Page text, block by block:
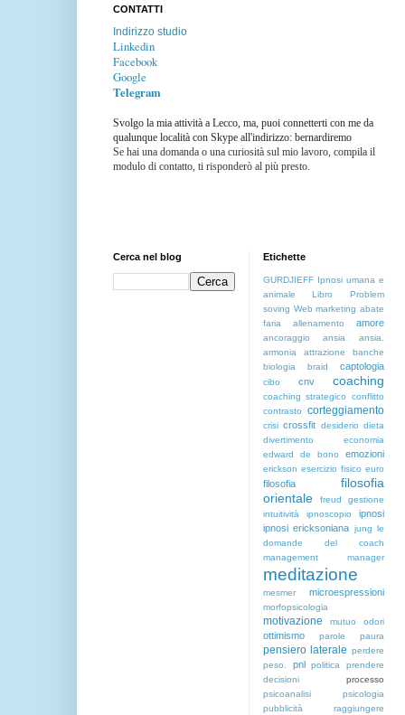
CONTATTI
Indirizzo studio
Linkedin
Facebook
Google
Telegram
Svolgo la mia attività a Lecco, ma, puoi connetterti con me da
qualunque località con Skype all'indirizzo: bernardiremo
Se hai una domanda o una curiosità sul mio lavoro, compila il
modulo di contatto, ti risponderò al più presto.
Cerca nel blog Etichette
GURDJIEFF Ipnosi umana e
animale
Libro
Problem
soving Web marketing abate
faria
allenamento amore
ancoraggio ansia
ansia.
armonia
attrazione
banche
biologia
braid captologia
cibo cnv coaching
coaching strategico
conflitto
contrasto
corteggiamento
crisi crossfit desiderio dieta
divertimento
economia
edward de bono
emozioni
erickson esercizio fisico euro
filosofia
filosofia
orientale
freud
gestione
intuitività
ipnoscopio
ipnosi
ipnosi ericksoniana jung le
domande del coach
management
manager
meditazione
mesmer microespressioni
morfopsicologia
motivazione mutuo odori
ottimismo parole paura
pensiero laterale perdere
peso.
pnl politica
prendere
decisioni
processo
psicoanalisi
psicologia
pubblicità
raggiungere